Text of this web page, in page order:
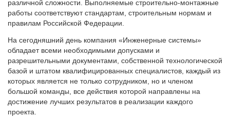
различной сложности. Выполняемые строительно-монтажные
работы соответствуют стандартам, строительным нормам и
правилам Российской Федерации.
На сегодняшний день компания «Инженерные системы»
обладает всеми необходимыми допусками и
разрешительными документами, собственной технологической
базой и штатом квалифицированных специалистов, каждый из
которых является не только сотрудником, но и членом
большой команды, все действия которой направлены на
достижение лучших результатов в реализации каждого
проекта.